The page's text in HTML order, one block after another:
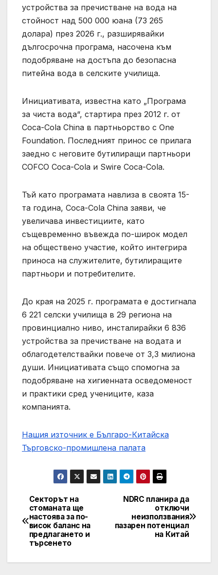
устройства за пречистване на вода на
стойност над 500 000 юана (73 265
долара) през 2026 г., разширявайки
дългосрочна програма, насочена към
подобряване на достъпа до безопасна
питейна вода в селските училища.
Инициативата, известна като „Програма
за чиста вода“, стартира през 2012 г. от
Coca-Cola China в партньорство с One
Foundation. Последният принос се прилага
заедно с неговите бутилиращи партньори
COFCO Coca-Cola и Swire Coca-Cola.
Тъй като програмата навлиза в своята 15-
та година, Coca-Cola China заяви, че
увеличава инвестициите, като
същевременно въвежда по-широк модел
на обществено участие, който интегрира
приноса на служителите, бутилиращите
партньори и потребителите.
До края на 2025 г. програмата е достигнала
6 221 селски училища в 29 региона на
провинциално ниво, инсталирайки 6 836
устройства за пречистване на водата и
облагодетелствайки повече от 3,3 милиона
души. Инициативата също спомогна за
подобряване на хигиенната осведоменост
и практики сред учениците, каза
компанията.
Нашия източник е Българо-Китайска
Търговско-промишлена палaта
Post
navigation
NDRC планира да
отключи
неизползвания
пазарен потенциал
на Китай
Секторът на
стоманата ще
настоява за по-
висок баланс на
предлагането и
търсенето